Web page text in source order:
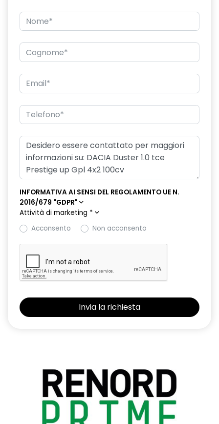
INFORMATIVA AI SENSI DEL REGOLAMENTO UE N.
2016/679 "GDPR"
Attività di marketing *
Acconsento
Non acconsento